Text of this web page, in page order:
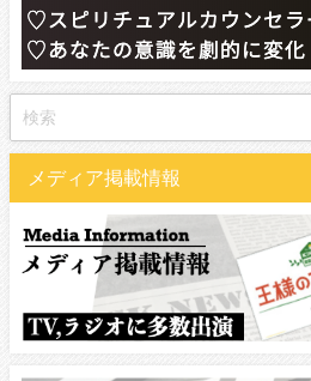
メディア掲載情報